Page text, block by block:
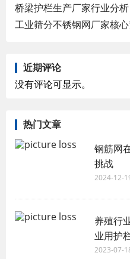
桥梁护栏生产厂家行业分析
工业筛分不锈钢网厂家核
近期评论
没有评论可显示。
热门文章
钢筋网
挑战
2024-12-
养殖行
业用护
2023-07-